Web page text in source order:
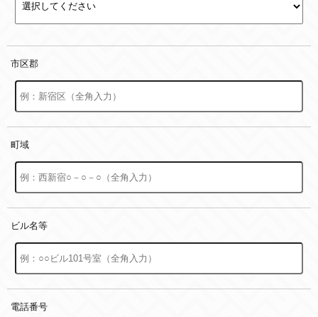
市区郡
町域
ビル名等
電話番号